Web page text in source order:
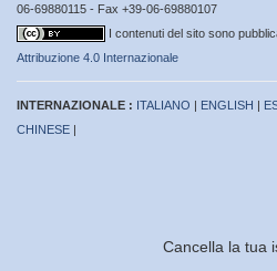
06-69880115 - Fax +39-06-69880107
I contenuti del sito sono
Attribuzione 4.0 Internazionale
INTERNAZIONALE : ITALIANO | ENGLISH |
CHINESE |
Cancella la tua